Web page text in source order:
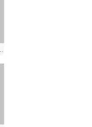
产许可新规来了